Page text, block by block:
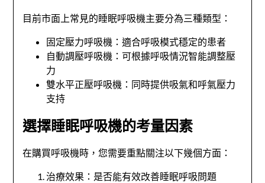
目前市面上常見的睡眠呼吸機主要分為三種類型：
固定壓力呼吸機：適合呼吸模式穩定的患者
自動調壓呼吸機：可根據呼吸情況智能調整壓
力
雙水平正壓呼吸機：同時提供吸氣和呼氣壓力
支持
選擇睡眠呼吸機的考量因素
在購買呼吸機時，您需要重點關注以下幾個方面：
治療效果：是否能有效改善睡眠呼吸問題